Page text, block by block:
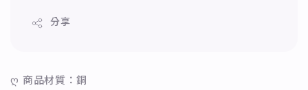
分享
ღ 商品材質：銅